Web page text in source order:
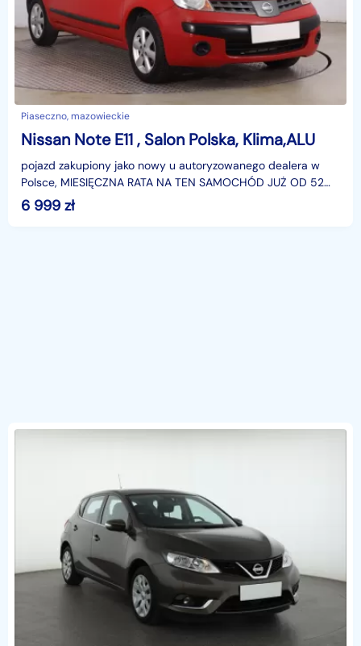
Piaseczno, mazowieckie
Nissan Note E11 , Salon Polska, Klima,ALU
pojazd zakupiony jako nowy u autoryzowanego dealera w
Polsce, MIESIĘCZNA RATA NA TEN SAMOCHÓD JUŻ OD 52
PLN*Podana w ogłoszeniu lokalizacja pojazdu jest aktual
6 999 zł